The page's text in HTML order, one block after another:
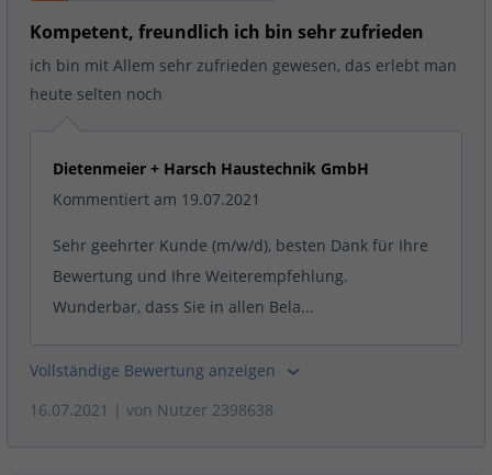
Kompetent, freundlich ich bin sehr zufrieden
ich bin mit Allem sehr zufrieden gewesen, das erlebt man
heute selten noch
Dietenmeier + Harsch Haustechnik GmbH
Kommentiert am 19.07.2021
Sehr geehrter Kunde (m/w/d), besten Dank für Ihre
Bewertung und Ihre Weiterempfehlung.
Wunderbar, dass Sie in allen Bela...
Vollständige Bewertung anzeigen
16.07.2021 | von Nutzer 2398638